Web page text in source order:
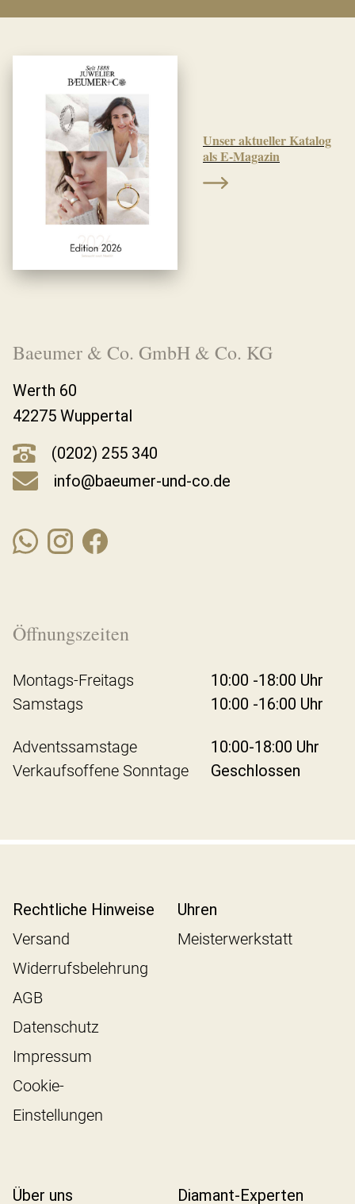
Unser aktueller Katalog
als E-Magazin
Baeumer & Co. GmbH & Co. KG
Werth 60
42275 Wuppertal
(0202) 255 340
info@baeumer-und-co.de
Öffnungszeiten
Montags-Freitags
10:00 -18:00 Uhr
Samstags
10:00 -16:00 Uhr
Adventssamstage
10:00-18:00 Uhr
Verkaufsoffene Sonntage
Geschlossen
Rechtliche Hinweise
Versand
Widerrufsbelehrung
AGB
Datenschutz
Impressum
Cookie-
Einstellungen
Uhren
Meisterwerkstatt
Über uns Diamant-Experten